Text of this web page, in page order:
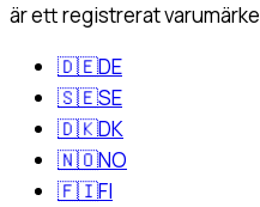
är ett registrerat varumärke
🇩🇪DE
🇸🇪SE
🇩🇰DK
🇳🇴NO
🇫🇮FI